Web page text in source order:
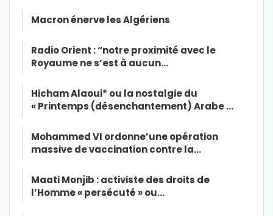
Macron énerve les Algériens
Radio Orient : “notre proximité avec le
Royaume ne s’est à aucun…
Hicham Alaoui* ou la nostalgie du
« Printemps (désenchantement) Arabe …
Mohammed VI ordonne’une opération
massive de vaccination contre la…
Maati Monjib : activiste des droits de
l’Homme « persécuté » ou…